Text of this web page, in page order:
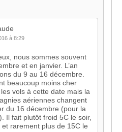
à 8:29
nous sommes souvent
et en janvier. L’an
du 9 au 16 décembre.
beaucoup moins cher
vols à cette date mais la
aériennes changent
du 16 décembre (pour la
Il fait plutôt froid 5C le soir,
rarement plus de 15C le